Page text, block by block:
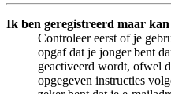
Ik ben geregistreerd maar
Controleer eerst of je
opgaf dat je jonger bent
geactiveerd wordt, ofwel
opgegeven instructies